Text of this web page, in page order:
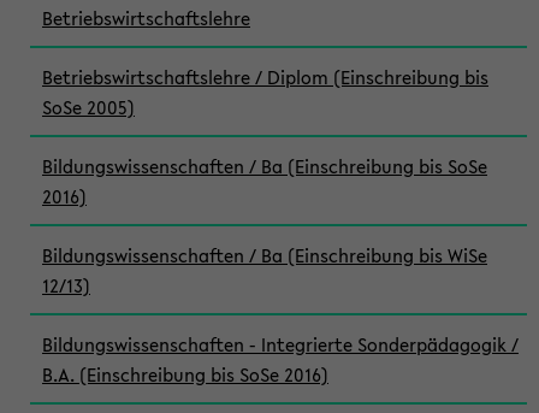
Betriebswirtschaftslehre
Betriebswirtschaftslehre / Diplom (Einschreibung bis
SoSe 2005)
Bildungswissenschaften / Ba (Einschreibung bis SoSe
2016)
Bildungswissenschaften / Ba (Einschreibung bis WiSe
12/13)
Bildungswissenschaften - Integrierte Sonderpädagogik /
B.A. (Einschreibung bis SoSe 2016)